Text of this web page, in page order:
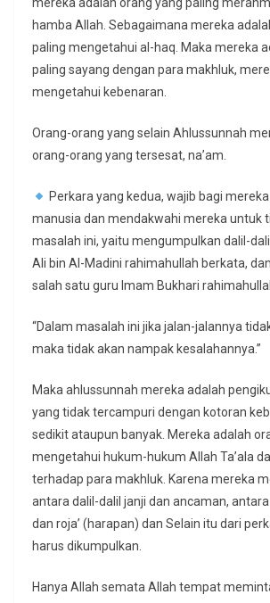
mereka adalah orang yang paling
hamba Allah. Sebagaimana mereka
paling mengetahui al-haq. Maka mereka
paling sayang dengan para makhluk,
mengetahui kebenaran.
Orang-orang yang selain Ahlussunnah
orang-orang yang tersesat, na’am.
Perkara yang kedua, wajib bagi
manusia dan mendakwahi mereka untuk
masalah ini, yaitu mengumpulkan dalil-
Ali bin Al-Madini rahimahullah berkata,
salah satu guru Imam Bukhari
“Dalam masalah ini jika jalan-jalannya
maka tidak akan nampak kesalahannya.”
Maka ahlussunnah mereka adalah
yang tidak tercampuri dengan kotoran
sedikit ataupun banyak. Mereka adalah
mengetahui hukum-hukum Allah Ta’ala
terhadap para makhluk. Karena mereka
antara dalil-dalil janji dan ancaman,
dan roja’ (harapan) dan Selain itu dari
harus dikumpulkan.
Hanya Allah semata Allah tempat